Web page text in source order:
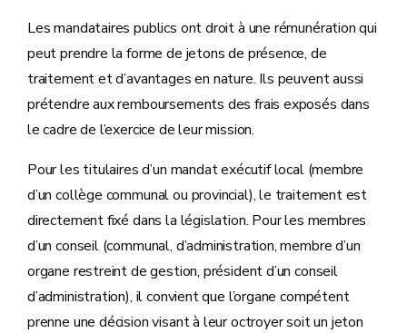
Les mandataires publics ont droit à une rémunération qui
peut prendre la forme de jetons de présence, de
traitement et d’avantages en nature. Ils peuvent aussi
prétendre aux remboursements des frais exposés dans
le cadre de l’exercice de leur mission.
Pour les titulaires d’un mandat exécutif local (membre
d’un collège communal ou provincial), le traitement est
directement fixé dans la législation. Pour les membres
d’un conseil (communal, d’administration, membre d’un
organe restreint de gestion, président d’un conseil
d’administration), il convient que l’organe compétent
prenne une décision visant à leur octroyer soit un jeton